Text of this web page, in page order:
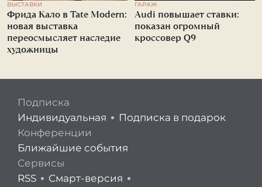
ВЫСТАВКИ
Фрида Кало в Tate Modern:
новая выставка
переосмысляет наследие
художницы
ГАРАЖ
Audi повышает ставки:
показан огромный
кроссовер Q9
Подписка
Индивидуальная
Подписка в подарок
Конференции
Ближайшие события
Сервисы
RSS
Смарт-версия